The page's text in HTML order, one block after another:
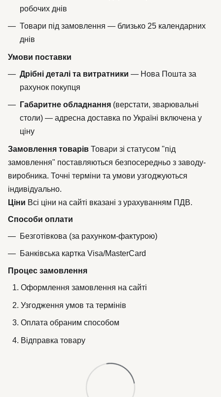
робочих днів
Товари під замовлення — близько 25 календарних
днів
Умови поставки
Дрібні деталі та витратники — Нова Пошта за
рахунок покупця
Габаритне обладнання (верстати, зварювальні
столи) — адресна доставка по Україні включена у
ціну
Замовлення товарів Товари зі статусом "під
замовлення" поставляються безпосередньо з заводу-
виробника. Точні терміни та умови узгоджуються
індивідуально.
Ціни Всі ціни на сайті вказані з урахуванням ПДВ.
Способи оплати
Безготівкова (за рахунком-фактурою)
Банківська картка Visa/MasterCard
Процес замовлення
Оформлення замовлення на сайті
Узгодження умов та термінів
Оплата обраним способом
Відправка товару